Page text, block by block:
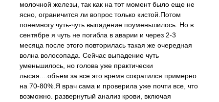
молочной железы, так как на тот момент было еще не
ясно, ограничится ли вопрос только кистой.Потом
понемногу чуть-чуть выпадение поуменьшилось. Но в
сентябре я чуть не погибла в аварии и через 2-3
месяца после этого повторилась такая же очередная
волна волосопада. Сейчас выпадение чуть
уменьшилось, но голова уже практически
лысая....объем за все это время сократился примерно
на 70-80%.Я врач сама и проверила уже почти все, что
возможно. развернутый анализ крови, включая